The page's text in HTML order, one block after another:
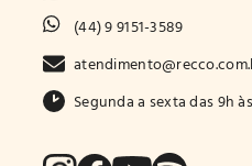
(44) 9 9151-3589
Segunda a sexta das 9h